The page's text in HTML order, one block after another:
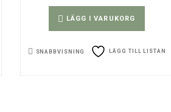
LÄGG I VARUKORG
SNABBVISNING LÄGG TILL LISTAN